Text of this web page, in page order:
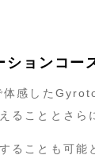
ョンコー
感した
ることとさ
ることも可能